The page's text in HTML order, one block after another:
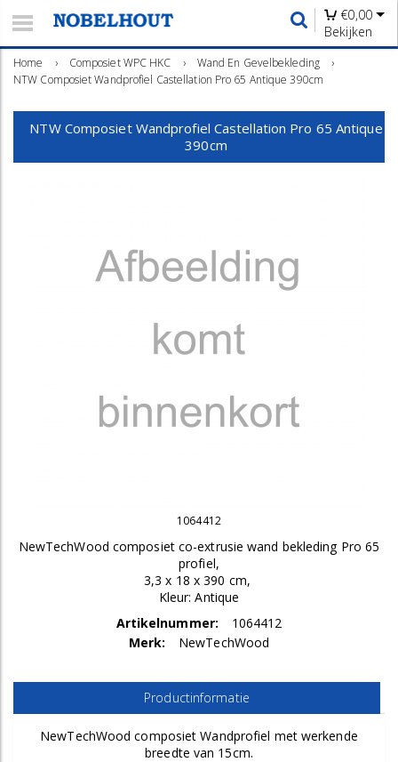
€0,00
Bekijken
Home › Composiet WPC HKC › Wand En Gevelbekleding
›
NTW Composiet Wandprofiel Castellation Pro 65 Antique 390cm
NTW Composiet Wandprofiel Castellation Pro 65 Antique
390cm
1064412
NewTechWood composiet co-extrusie wand bekleding Pro 65
profiel,
3,3 x 18 x 390 cm,
Kleur: Antique
Artikelnummer:
1064412
Merk:
NewTechWood
Productinformatie
NewTechWood composiet Wandprofiel met werkende
breedte van 15cm.